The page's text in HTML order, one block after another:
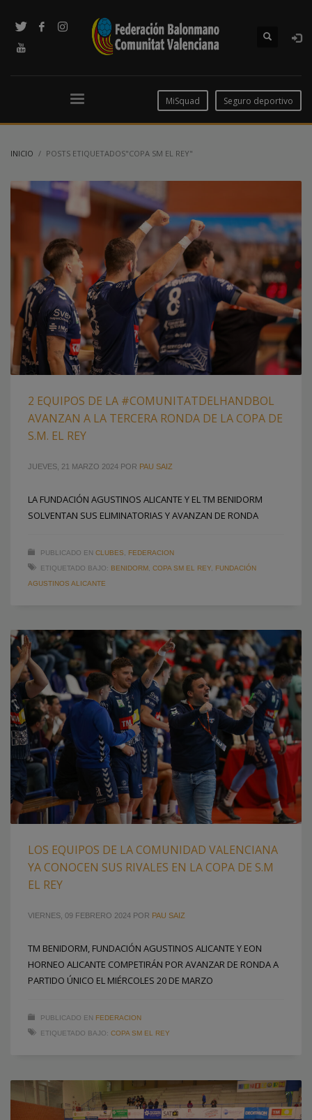
MiSquad Seguro deportivo
INICIO POSTS ETIQUETADOS"COPA SM EL REY"
2 EQUIPOS DE LA #COMUNITATDELHANDBOL
AVANZAN A LA TERCERA RONDA DE LA COPA DE
S.M. EL REY
JUEVES, 21 MARZO 2024 POR PAU SAIZ
LA FUNDACIÓN AGUSTINOS ALICANTE Y EL TM BENIDORM
SOLVENTAN SUS ELIMINATORIAS Y AVANZAN DE RONDA
PUBLICADO EN CLUBES
FEDERACION
ETIQUETADO BAJO: BENIDORM COPA SM EL REY
FUNDACIÓN
AGUSTINOS ALICANTE
LOS EQUIPOS DE LA COMUNIDAD VALENCIANA
YA CONOCEN SUS RIVALES EN LA COPA DE S.M
EL REY
VIERNES, 09 FEBRERO 2024 POR PAU SAIZ
TM BENIDORM, FUNDACIÓN AGUSTINOS ALICANTE Y EON
HORNEO ALICANTE COMPETIRÁN POR AVANZAR DE RONDA A
PARTIDO ÚNICO EL MIÉRCOLES 20 DE MARZO
PUBLICADO EN FEDERACION
ETIQUETADO BAJO: COPA SM EL REY